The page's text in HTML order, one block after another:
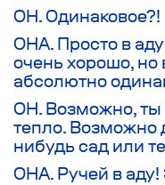
ОН. Одинаковое?!
ОНА. Просто в
очень хорошо, но
абсолютно
ОН. Возможно, ты
тепло. Возможно
нибудь сад или
ОНА. Ручей в